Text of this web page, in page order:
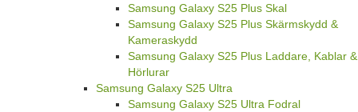
Samsung Galaxy S25 Plus Skal
Samsung Galaxy S25 Plus Skärmskydd &
Kameraskydd
Samsung Galaxy S25 Plus Laddare, Kablar &
Hörlurar
Samsung Galaxy S25 Ultra
Samsung Galaxy S25 Ultra Fodral